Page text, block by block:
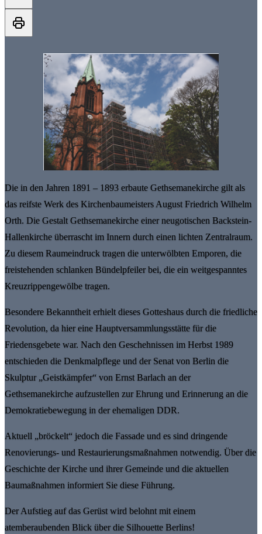
Die in den Jahren 1891 – 1893 erbaute Gethsemanekirche gilt als
das reifste Werk des Kirchenbaumeisters August Friedrich Wilhelm
Orth. Die Gestalt Gethsemanekirche einer neugotischen Backstein-
Hallenkirche überrascht im Innern durch einen lichten Zentralraum.
Zu diesem Raumeindruck tragen die unterwölbten Emporen, die
freistehenden schlanken Bündelpfeiler bei, die ein weitgespanntes
Kreuzrippengewölbe tragen.
Besondere Bekanntheit erhielt dieses Gotteshaus durch die friedliche
Revolution, da hier eine Hauptversammlungsstätte für die
Friedensgebete war. Nach den Geschehnissen im Herbst 1989
entschieden die Denkmalpflege und der Senat von Berlin die
Skulptur „Geistkämpfer“ von Ernst Barlach an der
Gethsemanekirche aufzustellen zur Ehrung und Erinnerung an die
Demokratiebewegung in der ehemaligen DDR.
Aktuell „bröckelt“ jedoch die Fassade und es sind dringende
Renovierungs- und Restaurierungsmaßnahmen notwendig. Über die
Geschichte der Kirche und ihrer Gemeinde und die aktuellen
Baumaßnahmen informiert Sie diese Führung.
Der Aufstieg auf das Gerüst wird belohnt mit einem
atemberaubenden Blick über die Silhouette Berlins!